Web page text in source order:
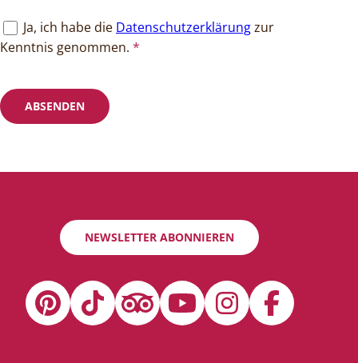
Ja, ich habe die Datenschutzerklärungzur
Kenntnis genommen. *
ABSENDEN
NEWSLETTER ABONNIEREN